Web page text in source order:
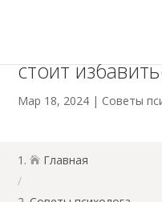
стоит
Мар 18, 2024 | Советы
 Главная
/